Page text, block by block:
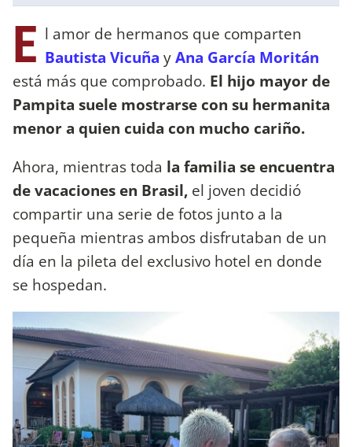
E l amor de hermanos que comparten
Bautista Vicuña yAna García Moritán
está más que comprobado. El hijo mayor de
Pampita suele mostrarse con su hermanita
menor a quien cuida con mucho cariño.
Ahora, mientras toda la familia se encuentra
de vacaciones en Brasil, el joven decidió
compartir una serie de fotos junto a la
pequeña mientras ambos disfrutaban de un
día en la pileta del exclusivo hotel en donde
se hospedan.